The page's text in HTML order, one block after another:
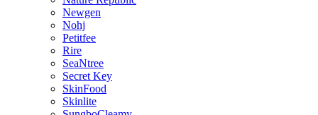
Newgen
Nohj
Petitfee
Rire
SeaNtree
Secret Key
SkinFood
Skinlite